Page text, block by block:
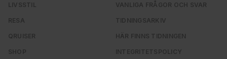
LIVSSTIL
RESA
QRUISER
SHOP
VANLIGA FRÅGOR OCH SVAR
TIDNINGSARKIV
HÄR FINNS TIDNINGEN
INTEGRITETSPOLICY